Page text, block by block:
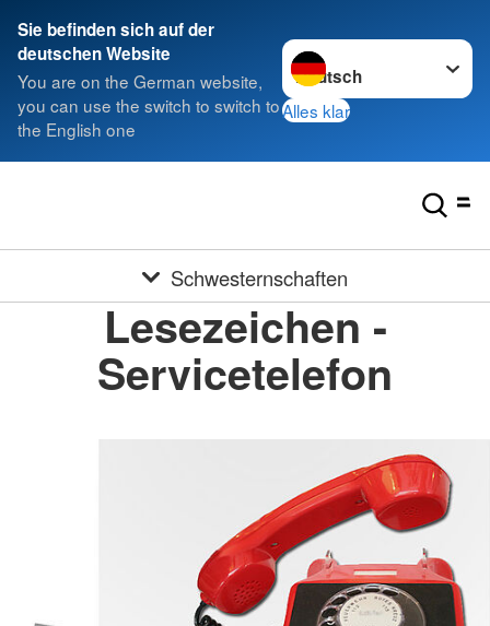
Sie befinden sich auf der
deutschen Website
You are on the German website,
you can use the switch to switch to
the English one
Sprache wechseln zu
Alles klar
Schwesternschaften
Lesezeichen -
Servicetelefon